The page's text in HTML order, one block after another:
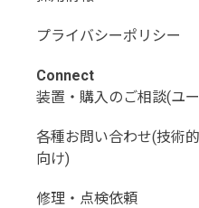
プライバシーポリシー
Connect
装置・購入のご相談(ユ
各種お問い合わせ(技術
向け)
修理・点検依頼